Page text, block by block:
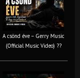
A csönd éve – Gerry Music
(Official Music Video) ??